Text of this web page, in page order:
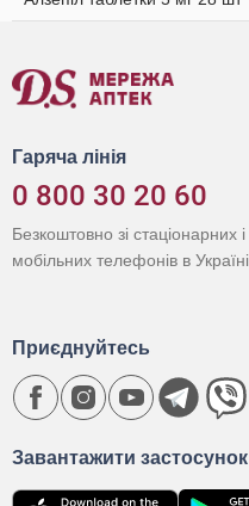
Гаряча лінія
0 800 30 20 60
Безкоштовно зі стаціонарних і
мобільних телефонів в Україні
Завантажити застосунок
Приєднуйтесь